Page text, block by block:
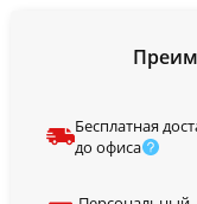
Бесплатная
до офиса